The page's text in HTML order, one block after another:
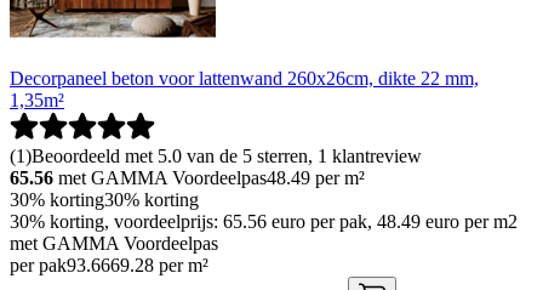
Decorpaneel beton voor lattenwand 260x26cm, dikte 22 mm,
1,35m²
(1)Beoordeeld met 5.0 van de 5 sterren, 1 klantreview
65.56 met GAMMA Voordeelpas48.49 per m²
30% korting30% korting
30% korting, voordeelprijs: 65.56 euro per pak, 48.49 euro per m2
met GAMMA Voordeelpas
per pak93.6669.28 per m²